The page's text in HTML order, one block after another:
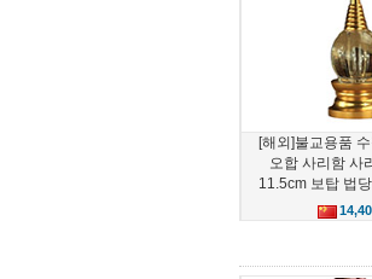
[해외]불교용품
오합 사리함 사
11.5cm 보탑 법